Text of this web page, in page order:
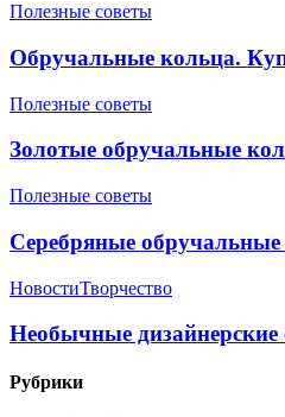
Полезные советы
Обручальные кольца.
Полезные советы
Золотые обручальные
Полезные советы
Серебряные
НовостиТворчество
Необычные дизайнерские
Рубрики